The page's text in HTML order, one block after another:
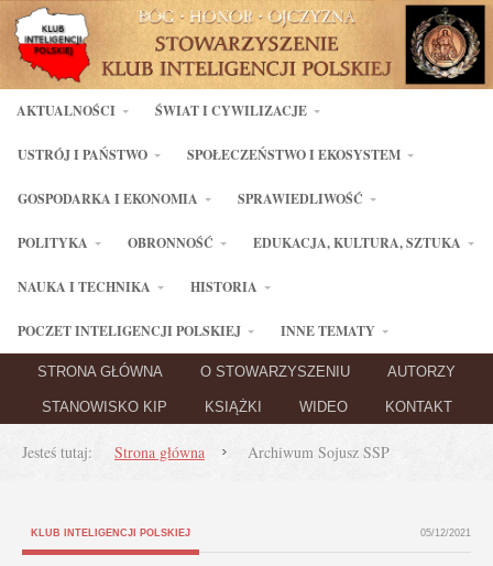
AKTUALNOŚCI ŚWIAT I CYWILIZACJE
USTRÓJ I PAŃSTWO SPOŁECZEŃSTWO I EKOSYSTEM
GOSPODARKA I EKONOMIA SPRAWIEDLIWOŚĆ
POLITYKA OBRONNOŚĆ EDUKACJA, KULTURA, SZTUKA
NAUKA I TECHNIKA HISTORIA
POCZET INTELIGENCJI POLSKIEJ INNE TEMATY
STRONA GŁÓWNA O STOWARZYSZENIU AUTORZY
STANOWISKO KIP KSIĄŻKI WIDEO KONTAKT
Jesteś tutaj: Strona główna Archiwum Sojusz SSP
KLUB INTELIGENCJI POLSKIEJ 05/12/2021